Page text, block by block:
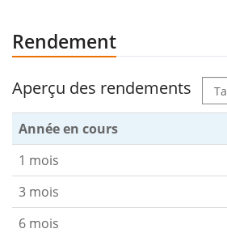
Rendement
Aperçu des rendements
Année en cours
1 mois
3 mois
6 mois